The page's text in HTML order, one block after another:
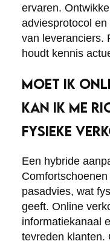
ervaren.
adviesprotocol
van leveranciers.
houdt kennis
MOET IK
KAN IK ME
FYSIEKE
Een hybride
pasadvies, wat
geeft. Online
informatiekanaal
tevreden klanten.